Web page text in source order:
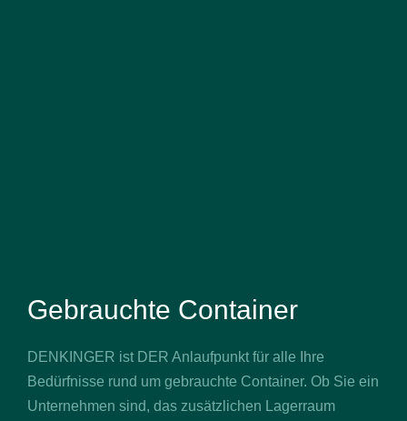
Gebrauchte Container
DENKINGER ist DER Anlaufpunkt für alle Ihre
Bedürfnisse rund um gebrauchte Container. Ob Sie ein
Unternehmen sind, das zusätzlichen Lagerraum